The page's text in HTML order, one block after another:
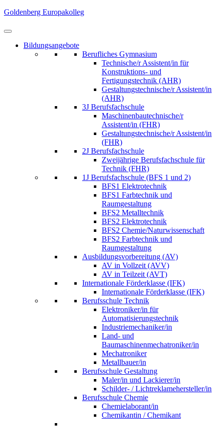
Skip
content
Enter)
Goldenberg Europakolleg
Bildungsangebote
Berufliches Gymnasium
Technische/r Assistent/in für
Konstruktions- und
Fertigungstechnik (AHR)
Gestaltungstechnische/r Assistent/in
(AHR)
3J Berufsfachschule
Maschinenbautechnische/r
Assistent/in (FHR)
Gestaltungstechnische/r Assistent/in
(FHR)
2J Berufsfachschule
Zweijährige Berufsfachschule für
Technik (FHR)
1J Berufsfachschule (BFS 1 und 2)
BFS1 Elektrotechnik
BFS1 Farbtechnik und
Raumgestaltung
BFS2 Metalltechnik
BFS2 Elektrotechnik
BFS2 Chemie/Naturwissenschaft
BFS2 Farbtechnik und
Raumgestaltung
Ausbildungsvorbereitung (AV)
AV in Vollzeit (AVV)
AV in Teilzeit (AVT)
Internationale Förderklasse (IFK)
Internationale Förderklasse (IFK)
Berufsschule Technik
Elektroniker/in für
Automatisierungstechnik
Industriemechaniker/in
Land- und
Baumaschinenmechatroniker/in
Mechatroniker
Metallbauer/in
Berufsschule Gestaltung
Maler/in und Lackierer/in
Schilder- / Lichtreklamehersteller/in
Berufsschule Chemie
Chemielaborant/in
Chemikantin / Chemikant